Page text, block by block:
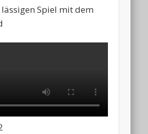
Spiel mit dem